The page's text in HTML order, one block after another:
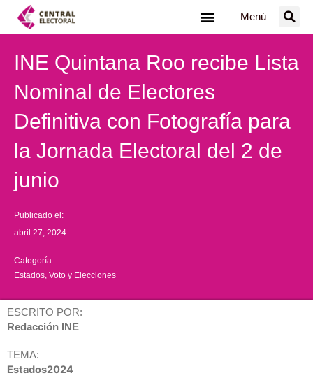
Menú
INE Quintana Roo recibe Lista
Nominal de Electores
Definitiva con Fotografía para
la Jornada Electoral del 2 de
junio
Publicado el:
abril 27, 2024
Categoría:
Estados Voto y Elecciones
ESCRITO POR:
Redacción INE
TEMA:
Estados2024